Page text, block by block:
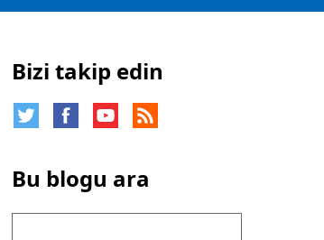
Bizi takip edin
Bu blogu ara